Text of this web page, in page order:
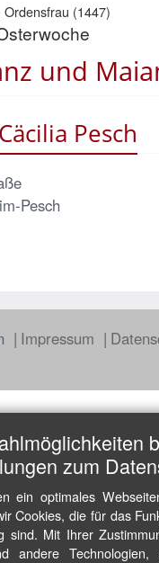
und
Ordensfrau (1447)
Pesch
Pesch
Impressum
zum
ein optimales
Cookies, die für das
sind. Mit Ihrer
andere